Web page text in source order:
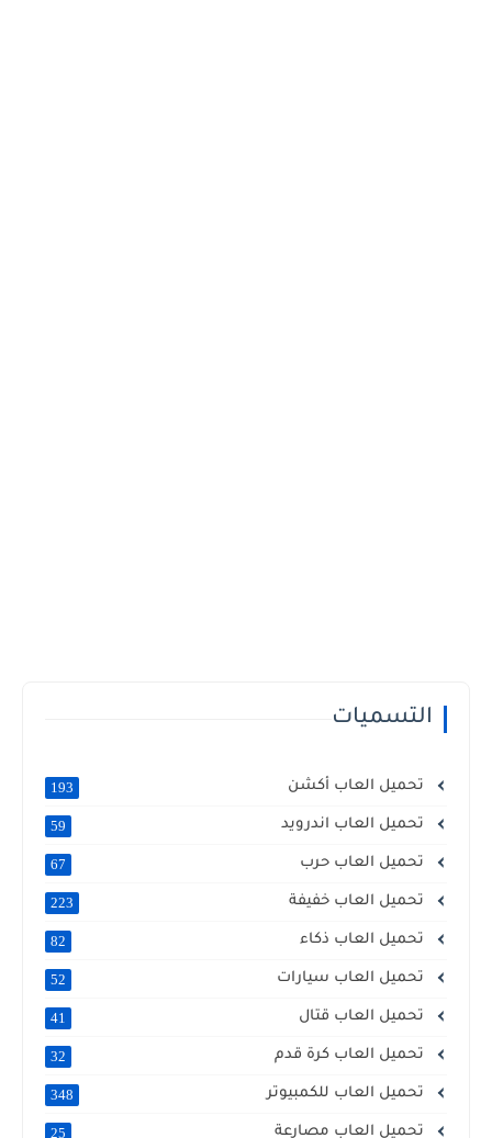
التسميات
تحميل العاب أكشن 193
تحميل العاب اندرويد 59
تحميل العاب حرب 67
تحميل العاب خفيفة 223
تحميل العاب ذكاء 82
تحميل العاب سيارات 52
تحميل العاب قتال 41
تحميل العاب كرة قدم 32
تحميل العاب للكمبيوتر 348
تحميل العاب مصارعة 25